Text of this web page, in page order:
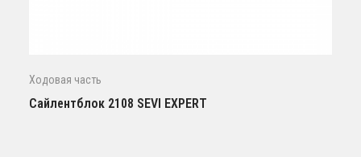
Ходовая часть
Сайлентблок 2108 SEVI EXPERT